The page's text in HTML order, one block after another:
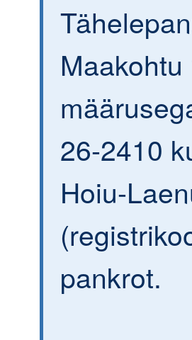
26-2410
Hoiu-
pankrot.